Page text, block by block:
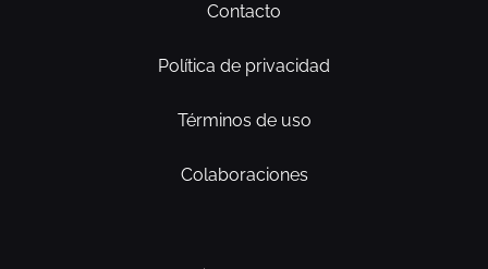
Contacto
Política de privacidad
Términos de uso
Colaboraciones